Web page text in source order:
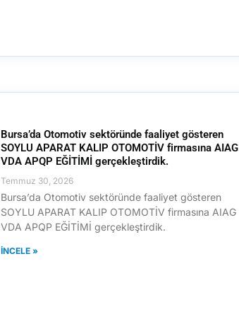
Bursa’da Otomotiv sektöründe faaliyet gösteren
SOYLU APARAT KALIP OTOMOTİV firmasına AIAG
VDA APQP EĞİTİMİ gerçekleştirdik.
Temmuz 30, 2026
Bursa’da Otomotiv sektöründe faaliyet gösteren
SOYLU APARAT KALIP OTOMOTİV firmasına AIAG
VDA APQP EĞİTİMİ gerçekleştirdik.
İNCELE »